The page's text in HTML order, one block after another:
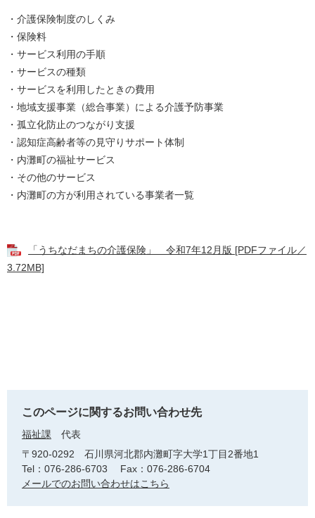
・介護保険制度のしくみ
・保険料
・サービス利用の手順
・サービスの種類
・サービスを利用したときの費用
・地域支援事業（総合事業）による介護予防事業
・孤立化防止のつながり支援
・認知症高齢者等の見守りサポート体制
・内灘町の福祉サービス
・その他のサービス
・内灘町の方が利用されている事業者一覧
「うちなだまちの介護保険」 令和7年12月版 [PDFファイル／
3.72MB]
このページに関するお問い合わせ先
福祉課
代表
〒920-0292
石川県河北郡内灘町字大学1丁目2番地1
Tel：076-286-6703
Fax：076-286-6704
メールでのお問い合わせはこちら